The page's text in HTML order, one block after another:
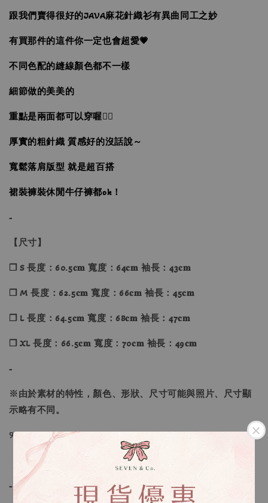
跟我們賣得很好的JAVA麻花針織衫有異曲同工之妙
有買那件的這件你一定也會超愛💗
不同色配的縫線顏色都不一樣
細節做的美美的
重點是兩面都可以穿喔👌🏼
厚實的粗針織 質感好的沒話說～
寬鬆落肩版型 就是超百搭
裙裝褲裝休閒牛仔褲都ok！
-
【尺寸】
❐ S 長度：60.5𝐜𝐦 寬度：64𝐜𝐦 袖長：43𝐜𝐦
❐ M 長度：62.5𝐜𝐦 寬度：66𝐜𝐦 袖長：45𝐜𝐦
❐ L 長度：64.5𝐜𝐦 寬度：68𝐜𝐦 袖長：47𝐜𝐦
❐ XL 長度：66.5𝐜𝐦 寬度：70𝐜𝐦 袖長：49𝐜𝐦
-
※由於素材的特性，顏色、形狀、尺寸可能與照片、尺寸顯
示略有不同。
୨୧----*----*----*----*----*----*----*----*----୨୧
【款式】 ：淺褐色、象牙白、黑色、摩卡
-